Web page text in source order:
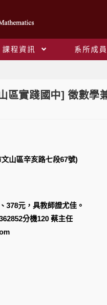
課程資訊 系所成員
區實踐國中] 徵數學
山區辛亥路七段67號)
378元，具教師證尤佳。
分機120 蔡主任